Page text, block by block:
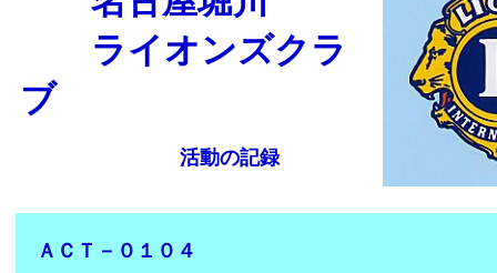
ライオンズクラ
ブ
活動の記録
ＡＣＴ－０１０４